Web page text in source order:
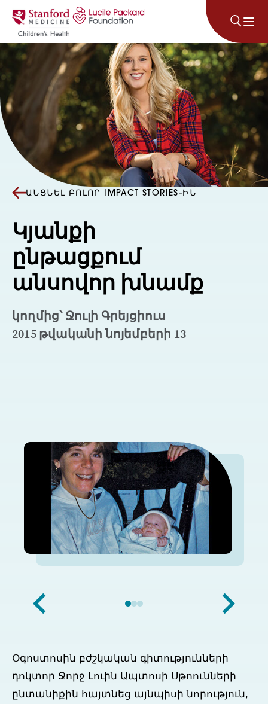
Անցնել բովանդակությանը
ԱՆՑՆԵԼ ԲՈԼՈՐ IMPACT STORIES-ԻՆ
Կյանքի
ընթացքում
անսովոր խնամք
կողմից՝ Ջուլի Գրեյցիուս
2015 թվականի նոյեմբերի 13
Օգոստոսին բժշկական գիտությունների
դոկտոր Ջորջ Լուին Ապտոսի Սթոունների
ընտանիքին հայտնեց այնպիսի նորություն,